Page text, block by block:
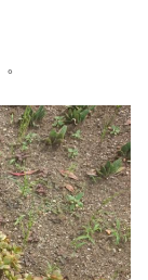
。